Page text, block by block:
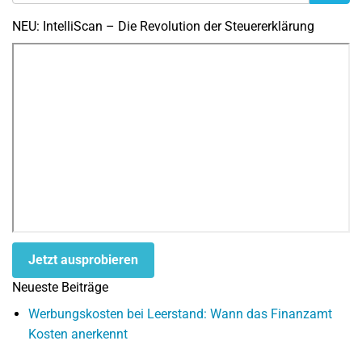
NEU: IntelliScan – Die Revolution der Steuererklärung
Jetzt ausprobieren
Neueste Beiträge
Werbungskosten bei Leerstand: Wann das Finanzamt
Kosten anerkennt